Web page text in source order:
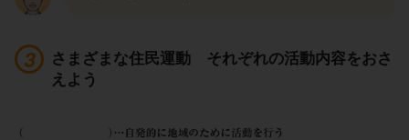
さまざまな住民運動 それぞれの活動内容をおさ
えよう